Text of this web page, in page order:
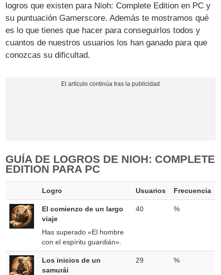
logros que existen para Nioh: Complete Edition en PC y
su puntuación Gamerscore. Además te mostramos qué
es lo que tienes que hacer para conseguirlos todos y
cuantos de nuestros usuarios los han ganado para que
conozcas su dificultad.
GUÍA DE LOGROS DE NIOH: COMPLETE
EDITION PARA PC
Logro Usuarios Frecuencia
El comienzo de un largo
viaje
Has superado «El hombre
con el espíritu guardián».
40 %
Los inicios de un
samurái
29 %